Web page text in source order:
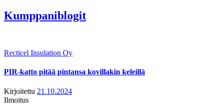
Kumppaniblogit
Recticel Insulation Oy
PIR-katto pitää pintansa kovillakin keleillä
Kirjoitettu 21.10.2024
Ilmoitus